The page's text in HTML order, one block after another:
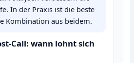
In der Praxis ist die beste
Kombination aus beidem.
wann lohnt sich